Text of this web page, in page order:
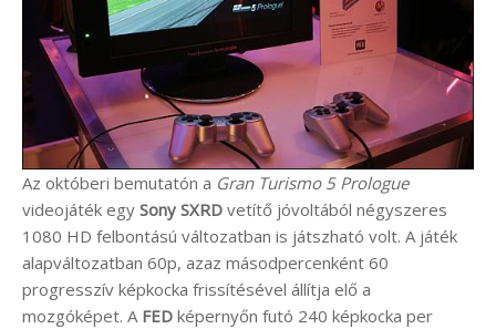
Az októberi bemutatón a Gran Turismo 5 Prologue
videojáték egy Sony SXRD vetítő jóvoltából négyszeres
1080 HD felbontású változatban is játszható volt. A játék
alapváltozatban 60p, azaz másodpercenként 60
progresszív képkocka frissítésével állítja elő a
mozgóképet. A FED képernyőn futó 240 képkocka per